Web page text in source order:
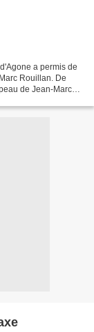
a permis de
Rouillan. De
de Jean-Marc